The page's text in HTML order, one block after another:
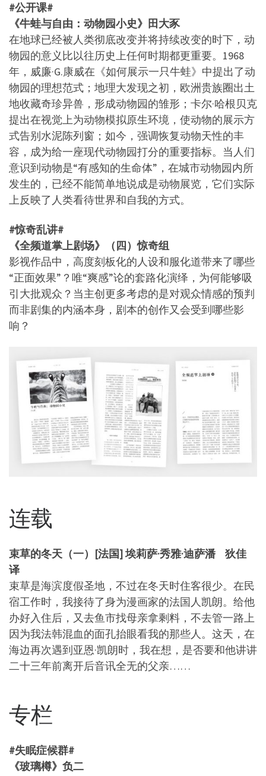
#公开课#
《牛蛙与自由：动物园小史》田大豕
在地球已经被人类彻底改变并将持续改变的时下，动
物园的意义比以往历史上任何时期都更重要。1968
年，威廉·G.康威在《如何展示一只牛蛙》中提出了动
物园的理想范式；地理大发现之初，欧洲贵族圈出土
地收藏奇珍异兽，形成动物园的雏形；卡尔·哈根贝克
提出在视觉上为动物模拟原生环境，使动物的展示方
式告别水泥陈列窗；如今，强调恢复动物天性的丰
容，成为给一座现代动物园打分的重要指标。当人们
意识到动物是“有感知的生命体”，在城市动物园内所
发生的，已经不能简单地说成是动物展览，它们实际
上反映了人类看待世界和自我的方式。
#惊奇乱讲#
《全频道掌上剧场》（四）惊奇组
影视作品中，高度刻板化的人设和服化道带来了哪些
“正面效果”？唯“爽感”论的套路化演绎，为何能够吸
引大批观众？当主创更多考虑的是对观众情感的预判
而非剧集的内涵本身，剧本的创作又会受到哪些影
响？
连载
束草的冬天（一）[法国] 埃莉萨·秀雅·迪萨潘 狄佳
译
束草是海滨度假圣地，不过在冬天时住客很少。在民
宿工作时，我接待了身为漫画家的法国人凯朗。给他
办好入住后，又去鱼市找母亲拿剩料，不去管一路上
因为我法韩混血的面孔抬眼看我的那些人。这天，在
海边再次遇到亚恩·凯朗时，我在想，是否要和他讲讲
二十三年前离开后音讯全无的父亲……
专栏
#失眠症候群#
《玻璃樽》负二